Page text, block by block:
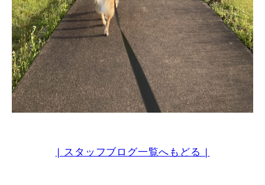
| スタッフブログ一覧へもどる |